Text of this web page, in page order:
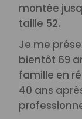
montée
taille 52.
Je me
bientôt 69
famille en
40 ans